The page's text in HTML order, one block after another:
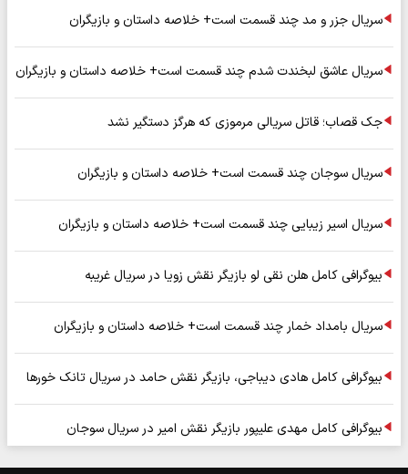
سریال جزر و مد چند قسمت است+ خلاصه داستان و بازیگران
سریال عاشق لبخندت شدم چند قسمت است+ خلاصه داستان و بازیگران
جک قصاب؛ قاتل سریالی مرموزی که هرگز دستگیر نشد
سریال سوجان چند قسمت است+ خلاصه داستان و بازیگران
سریال اسیر زیبایی چند قسمت است+ خلاصه داستان و بازیگران
بیوگرافی کامل هلن نقی لو بازیگر نقش زویا در سریال غریبه
سریال بامداد خمار چند قسمت است+ خلاصه داستان و بازیگران
بیوگرافی کامل هادی دیباجی، بازیگر نقش حامد در سریال تانک خورها
بیوگرافی کامل مهدی علیپور بازیگر نقش امیر در سریال سوجان